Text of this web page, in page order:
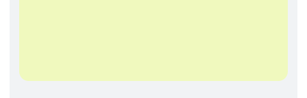
Садовые центры
Новости